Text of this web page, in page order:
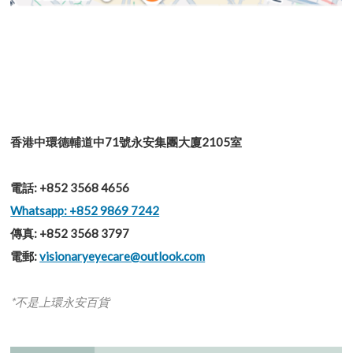
香港中環德輔道中71號永安集團大廈2105室
電話: +852 3568 4656
Whatsapp: +852 9869 7242
傳真: +852 3568 3797
電郵:visionaryeyecare@outlook.com
*不是上環永安百貨